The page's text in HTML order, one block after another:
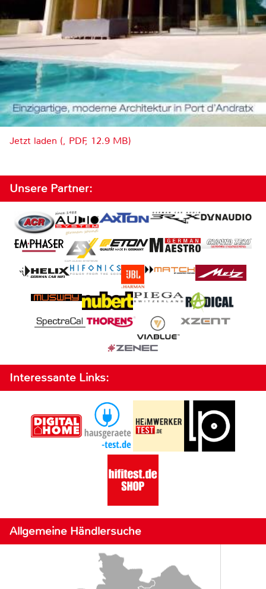
Jetzt laden (, PDF, 12.9 MB)
Unsere Partner:
Interessante Links:
Allgemeine Händlersuche